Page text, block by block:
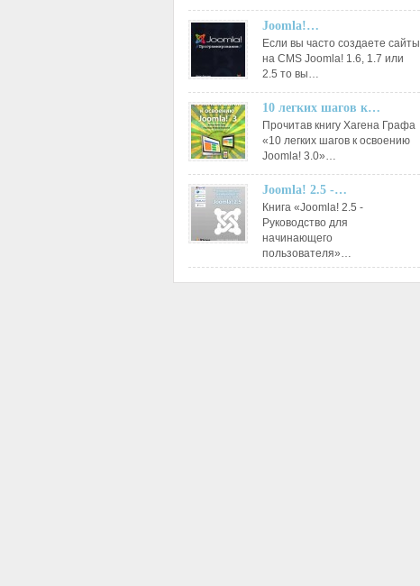
Joomla!…
Если вы часто создаете сайты
на CMS Joomla! 1.6, 1.7 или
2.5 то вы…
10 легких шагов к…
Прочитав книгу Хагена Графа
«10 легких шагов к освоению
Joomla! 3.0»…
Joomla! 2.5 -…
Книга «Joomla! 2.5 -
Руководство для
начинающего
пользователя»…